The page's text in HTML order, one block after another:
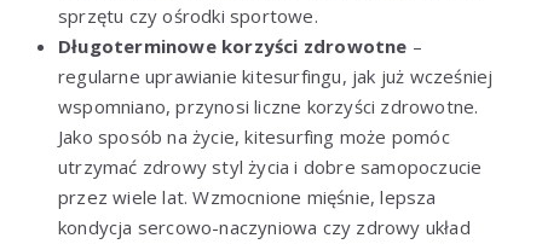
sprzętu czy ośrodki sportowe.
Długoterminowe korzyści zdrowotne –
regularne uprawianie kitesurfingu, jak już wcześniej
wspomniano, przynosi liczne korzyści zdrowotne.
Jako sposób na życie, kitesurfing może pomóc
utrzymać zdrowy styl życia i dobre samopoczucie
przez wiele lat. Wzmocnione mięśnie, lepsza
kondycja sercowo-naczyniowa czy zdrowy układ